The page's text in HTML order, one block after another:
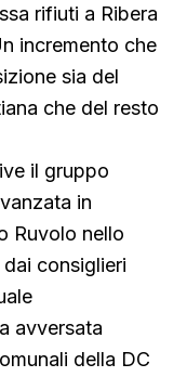
rifiuti a Ribera
incremento che
sia del
che del resto
il gruppo
in
Ruvolo nello
consiglieri
avversata
della DC